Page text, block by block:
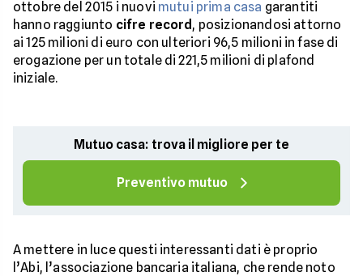
ottobre del 2015 i nuovi mutui prima casa garantiti
hanno raggiunto cifre record , posizionandosi attorno
ai 125 milioni di euro con ulteriori 96,5 milioni in fase di
erogazione per un totale di 221,5 milioni di plafond
iniziale.
Mutuo casa: trova il migliore per te
Preventivo mutuo
A mettere in luce questi interessanti dati è proprio
l’Abi, l’associazione bancaria italiana, che rende noto